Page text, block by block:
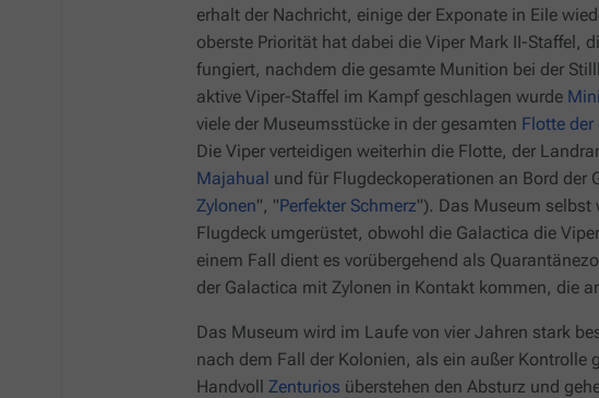
erhalt der Nachricht, einige der Exponate in Eile
oberste Priorität hat dabei die Viper Mark II-Staffel,
fungiert, nachdem die gesamte Munition bei der
aktive Viper-Staffel im Kampf geschlagen wurde
viele der Museumsstücke in der gesamten Flotte
Die Viper verteidigen weiterhin die Flotte, der
Majahual und für Flugdeckoperationen an Bord der
Zylonen", "Perfekter Schmerz"). Das Museum selbst
Flugdeck umgerüstet, obwohl die Galactica die
einem Fall dient es vorübergehend als
der Galactica mit Zylonen in Kontakt kommen, die
Das Museum wird im Laufe von vier Jahren stark
nach dem Fall der Kolonien, als ein außer Kontrolle
Handvoll Zenturios überstehen den Absturz und